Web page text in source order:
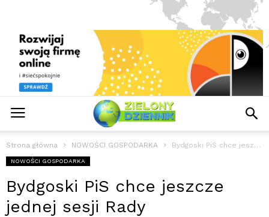
Strona główna NOWOŚCI GOSPODARKA Bydgoski PiS chce jeszcze jednej sesji Rady
NOWOŚCI GOSPODARKA
Bydgoski PiS chce jeszcze
jednej sesji Rady